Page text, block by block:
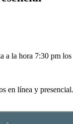
a la hora 7:30 pm
en línea y